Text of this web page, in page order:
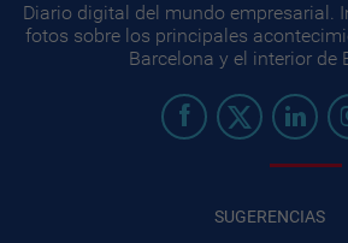
Diario digital del mundo empresarial.
fotos sobre los principales
Barcelona y el interior de
SUGERENCIAS